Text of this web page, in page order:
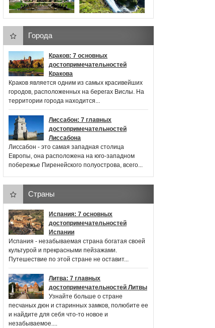
Города
Краков: 7 основных
достопримечательностей
Кракова
Краков является одним из самых красивейших
городов, расположенных на берегах Вислы. На
территории города находится...
Лиссабон: 7 главных
достопримечательностей
Лиссабона
Лиссабон - это самая западная столица
Европы, она расположена на юго-западном
побережье Пиренейского полуострова, всего...
Страны
Испания: 7 основных
достопримечательностей
Испании
Испания - незабываемая страна богатая своей
культурой и прекрасными пейзажами.
Путешествие по этой стране не оставит...
Литва: 7 главных
достопримечательностей Литвы
Узнайте больше о стране
песчаных дюн и старинных замков, полюбите ее
и найдите для себя что-то новое и
незабываемое....